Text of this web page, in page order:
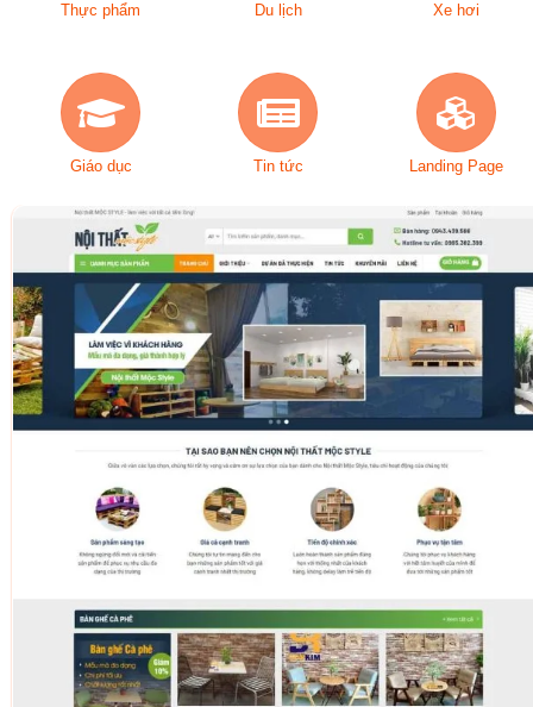
Thực phẩm Du lịch Xe hơi
Giáo dục Tin tức Landing Page